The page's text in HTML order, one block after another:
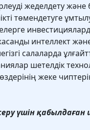
жеделдету
төмендетуге
интеллект
салаларда
шетелдік
жеке
үшін қабылдаған